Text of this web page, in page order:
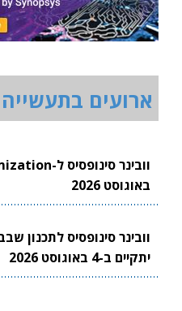
ארועים בתעשייה
באוגוסט 2026
יתקיים ב-4 באוגוסט 2026